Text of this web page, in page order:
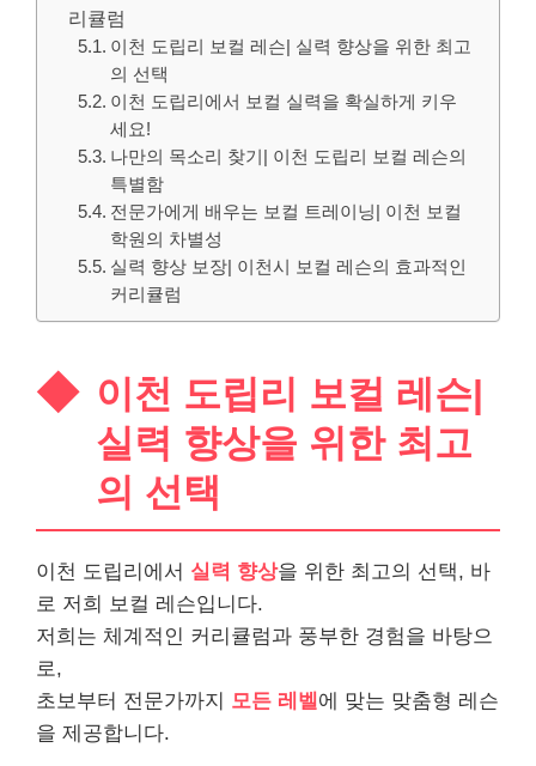
리큘럼
이천 도립리 보컬 레슨| 실력 향상을 위한 최고
의 선택
이천 도립리에서 보컬 실력을 확실하게 키우
세요!
나만의 목소리 찾기| 이천 도립리 보컬 레슨의
특별함
전문가에게 배우는 보컬 트레이닝| 이천 보컬
학원의 차별성
실력 향상 보장| 이천시 보컬 레슨의 효과적인
커리큘럼
이천 도립리 보컬 레슨|
실력 향상을 위한 최고
의 선택
이천 도립리에서 실력 향상을 위한 최고의 선택, 바
로 저희 보컬 레슨입니다.
저희는 체계적인 커리큘럼과 풍부한 경험을 바탕으
로,
초보부터 전문가까지 모든 레벨에 맞는 맞춤형 레슨
을 제공합니다.